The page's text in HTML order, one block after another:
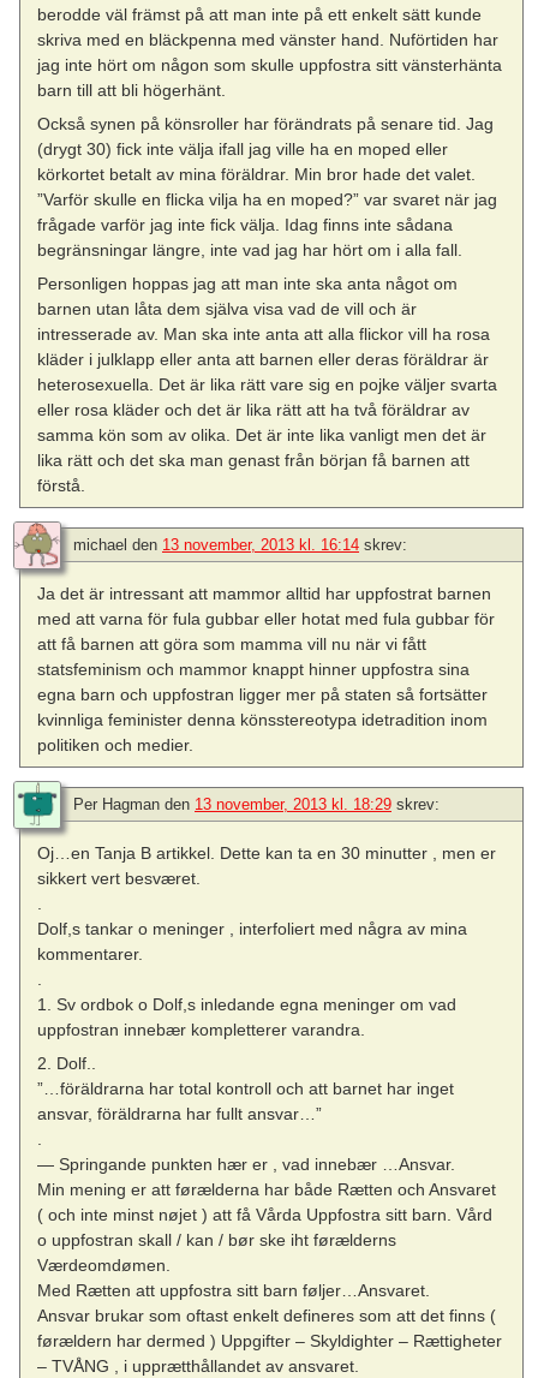
berodde väl främst på att man inte på ett enkelt sätt kunde
skriva med en bläckpenna med vänster hand. Nuförtiden har
jag inte hört om någon som skulle uppfostra sitt vänsterhänta
barn till att bli högerhänt.
Också synen på könsroller har förändrats på senare tid. Jag
(drygt 30) fick inte välja ifall jag ville ha en moped eller
körkortet betalt av mina föräldrar. Min bror hade det valet.
”Varför skulle en flicka vilja ha en moped?” var svaret när jag
frågade varför jag inte fick välja. Idag finns inte sådana
begränsningar längre, inte vad jag har hört om i alla fall.
Personligen hoppas jag att man inte ska anta något om
barnen utan låta dem själva visa vad de vill och är
intresserade av. Man ska inte anta att alla flickor vill ha rosa
kläder i julklapp eller anta att barnen eller deras föräldrar är
heterosexuella. Det är lika rätt vare sig en pojke väljer svarta
eller rosa kläder och det är lika rätt att ha två föräldrar av
samma kön som av olika. Det är inte lika vanligt men det är
lika rätt och det ska man genast från början få barnen att
förstå.
michael den 13 november, 2013 kl. 16:14 skrev:
Ja det är intressant att mammor alltid har uppfostrat barnen
med att varna för fula gubbar eller hotat med fula gubbar för
att få barnen att göra som mamma vill nu när vi fått
statsfeminism och mammor knappt hinner uppfostra sina
egna barn och uppfostran ligger mer på staten så fortsätter
kvinnliga feminister denna könsstereotypa idetradition inom
politiken och medier.
Per Hagman den 13 november, 2013 kl. 18:29 skrev:
Oj…en Tanja B artikkel. Dette kan ta en 30 minutter , men er
sikkert vert besværet.
Dolf,s tankar o meninger , interfoliert med några av mina
kommentarer.
1. Sv ordbok o Dolf,s inledande egna meninger om vad
uppfostran innebær kompletterer varandra.
2. Dolf..
”…föräldrarna har total kontroll och att barnet har inget
ansvar, föräldrarna har fullt ansvar…”
.
— Springande punkten hær er , vad innebær …Ansvar.
Min mening er att førælderna har både Rætten och Ansvaret
( och inte minst nøjet ) att få Vårda Uppfostra sitt barn. Vård
o uppfostran skall / kan / bør ske iht førælderns
Værdeomdømen.
Med Rætten att uppfostra sitt barn føljer…Ansvaret.
Ansvar brukar som oftast enkelt defineres som att det finns (
førældern har dermed ) Uppgifter – Skyldighter – Rættigheter
– TVÅNG , i upprætthållandet av ansvaret.